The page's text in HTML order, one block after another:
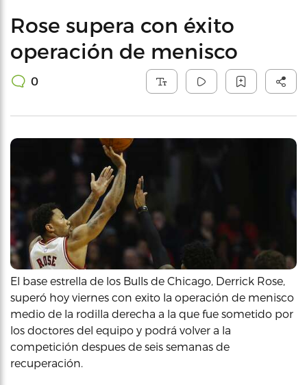
Rose supera con éxito
operación de menisco
0
El base estrella de los Bulls de Chicago, Derrick Rose,
superó hoy viernes con exito la operación de menisco
medio de la rodilla derecha a la que fue sometido por
los doctores del equipo y podrá volver a la
competición despues de seis semanas de
recuperación.